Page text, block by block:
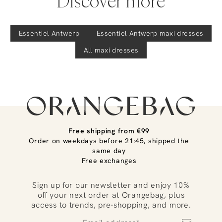
Essentiel Antwerp Essentiel Antwerp maxi dresses
All maxi dresses
Free shipping from €99
Order on weekdays before 21:45, shipped the
same day
Free exchanges
Sign up for our newsletter and enjoy 10%
off your next order at Orangebag, plus
access to trends, pre-shopping, and more.